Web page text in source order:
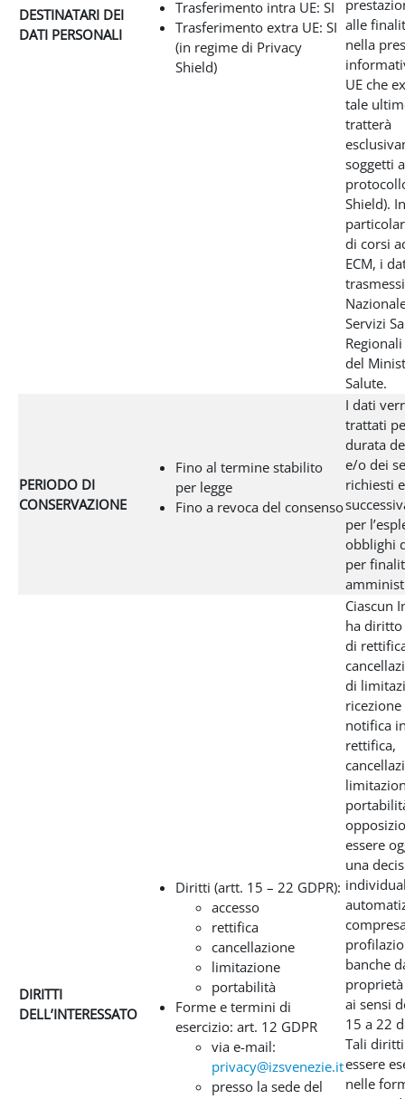
DESTINATARI DEI
DATI PERSONALI
Trasferimento intra UE: SI
Trasferimento extra UE: SI
(in regime di Privacy
Shield)
alle
nella
UE che
tale
tratterà
soggetti
Shield). In
di corsi
ECM, i
Servizi
Regionali
del
Salute.
PERIODO DI
CONSERVAZIONE
Fino al termine stabilito
per legge
Fino a revoca del consenso
I dati
trattati
durata
e/o dei
richiesti
per
obblighi
per
DIRITTI
DELL’INTERESSATO
Diritti (artt. 15 – 22 GDPR):
accesso
rettifica
cancellazione
limitazione
portabilità
Forme e termini di
esercizio: art. 12 GDPR
via e-mail:
privacy@izsvenezie.it
presso la sede del
Ciascun
ha diritto
di
di
notifica
rettifica,
essere
una
banche
proprietà
ai sensi
15 a 22
Tali
essere
nelle